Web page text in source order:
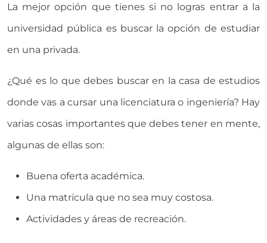
La mejor opción que tienes si no logras entrar a la
universidad pública es buscar la opción de estudiar
en una privada.
¿Qué es lo que debes buscar en la casa de estudios
donde vas a cursar una licenciatura o ingeniería? Hay
varias cosas importantes que debes tener en mente,
algunas de ellas son:
Buena oferta académica.
Una matrícula que no sea muy costosa.
Actividades y áreas de recreación.